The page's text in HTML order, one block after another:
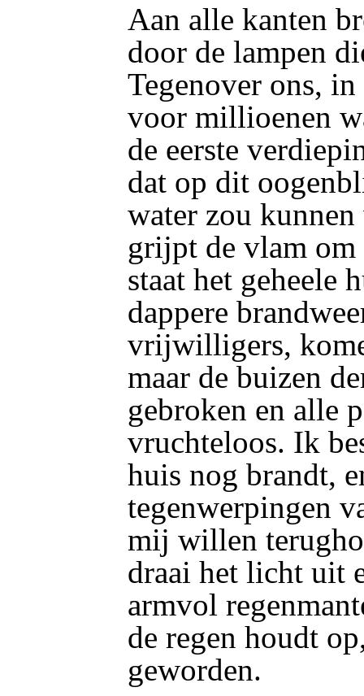
Aan alle kanten
door de lampen
Tegenover ons,
voor millioenen
de eerste
dat op dit
water zou
grijpt de vlam om
staat het geheele
dappere
vrijwilligers,
maar de buizen
gebroken en alle
vruchteloos. Ik
huis nog brandt,
tegenwerpingen
mij willen
draai het licht uit
armvol
de regen houdt
geworden.